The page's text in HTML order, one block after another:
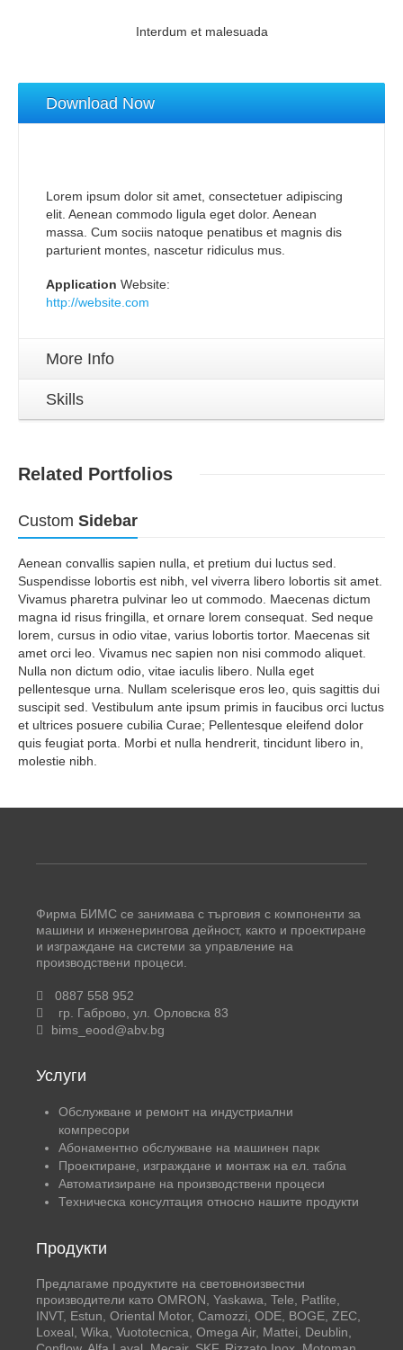
Interdum et malesuada
Download Now
Lorem ipsum dolor sit amet, consectetuer adipiscing
elit. Aenean commodo ligula eget dolor. Aenean
massa. Cum sociis natoque penatibus et magnis dis
parturient montes, nascetur ridiculus mus.
Application Website:
http://website.com
More Info
Skills
Related Portfolios
Custom Sidebar
Aenean convallis sapien nulla, et pretium dui luctus sed.
Suspendisse lobortis est nibh, vel viverra libero lobortis sit amet.
Vivamus pharetra pulvinar leo ut commodo. Maecenas dictum
magna id risus fringilla, et ornare lorem consequat. Sed neque
lorem, cursus in odio vitae, varius lobortis tortor. Maecenas sit
amet orci leo. Vivamus nec sapien non nisi commodo aliquet.
Nulla non dictum odio, vitae iaculis libero. Nulla eget
pellentesque urna. Nullam scelerisque eros leo, quis sagittis dui
suscipit sed. Vestibulum ante ipsum primis in faucibus orci luctus
et ultrices posuere cubilia Curae; Pellentesque eleifend dolor
quis feugiat porta. Morbi et nulla hendrerit, tincidunt libero in,
molestie nibh.
Фирма БИМС се занимава с търговия с компоненти за
машини и инженерингова дейност, както и проектиране
и изграждане на системи за управление на
производствени процеси.
0887 558 952
гр. Габрово, ул. Орловска 83
bims_eood@abv.bg
Услуги
Обслужване и ремонт на индустриални
компресори
Абонаментно обслужване на машинен парк
Проектиране, изграждане и монтаж на ел. табла
Автоматизиране на производствени процеси
Техническа консултация относно нашите продукти
Продукти
Предлагаме продуктите на световноизвестни
производители като OMRON, Yaskawa, Tele, Patlite,
INVT, Estun, Oriental Motor, Camozzi, ODE, BOGE, ZEC,
Loxeal, Wika, Vuototecnica, Omega Air, Mattei, Deublin,